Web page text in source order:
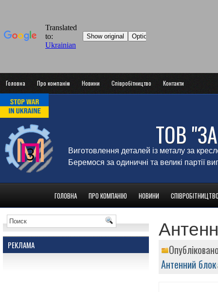
Головна Про компанію Новини Співробітництво Контакти
ТОВ
Виготовлення деталей із металу за
Беремося за одиничні та великі партії
ГОЛОВНА ПРО КОМПАНІЮ НОВИНИ
РЕКЛАМА
Антенний блок